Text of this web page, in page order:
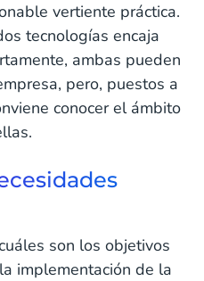
vertiente práctica.
tecnologías encaja
ambas pueden
pero, puestos a
conocer el ámbito
son los objetivos
implementación de la